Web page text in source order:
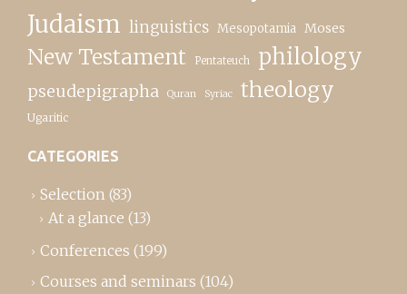
Judaism linguistics Mesopotamia Moses
New Testament Pentateuch philology
pseudepigrapha Quran Syriac theology
Ugaritic
CATEGORIES
Selection (83)
At a glance (13)
Conferences (199)
Courses and seminars (104)